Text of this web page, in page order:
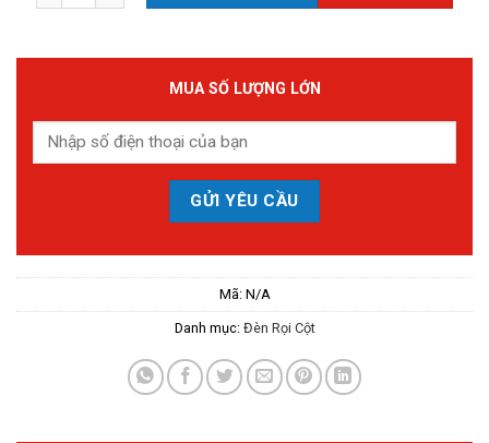
MUA SỐ LƯỢNG LỚN
Mã: N/A
Danh mục: Đèn Rọi Cột